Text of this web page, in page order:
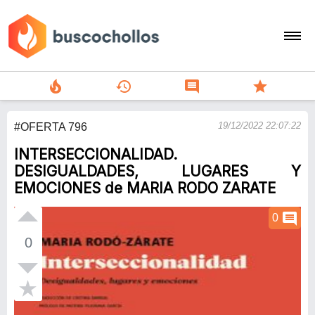
search
person
add
Menu
local_fire_department history comment star
#OFERTA 796 19/12/2022 22:07:22
INTERSECCIONALIDAD.
DESIGUALDADES, LUGARES Y
EMOCIONES de MARIA RODO ZARATE
0
0 comment